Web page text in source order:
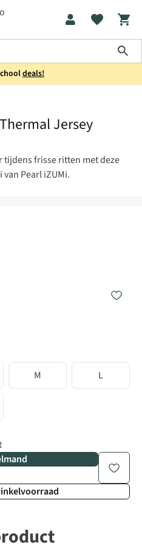
deals!
Jersey
frisse ritten met deze
Pearl iZUMi.
M L